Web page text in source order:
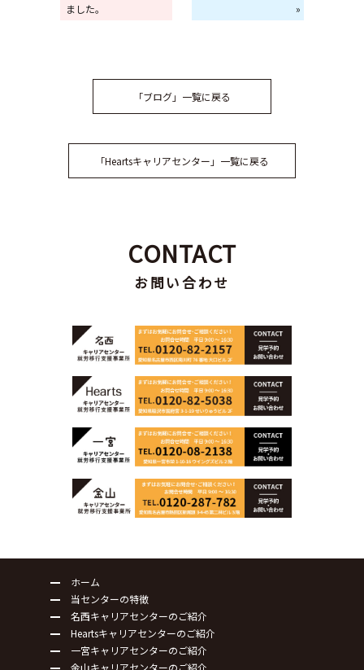
ました。
»
「ブログ」一覧に戻る
「Heartsキャリアセンター」一覧に戻る
CONTACT
お問い合わせ
ホーム
当センターの特徴
名西キャリアセンターのご紹介
Heartsキャリアセンターのご紹介
一宮キャリアセンターのご紹介